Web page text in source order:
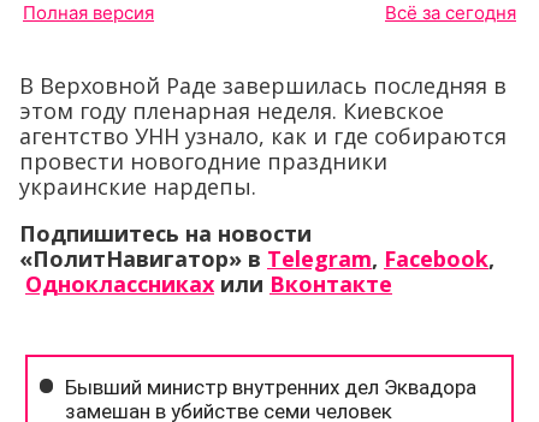
Полная версия Всё за сегодня
В Верховной Раде завершилась последняя в
этом году пленарная неделя. Киевское
агентство УНН узнало, как и где собираются
провести новогодние праздники
украинские нардепы.
Подпишитесь на новости
«ПолитНавигатор» в Telegram, Facebook,
Одноклассниках или Вконтакте